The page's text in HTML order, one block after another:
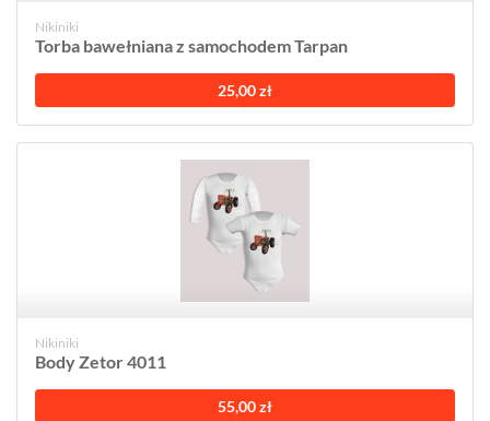
Nikiniki
Torba bawełniana z samochodem Tarpan
25,00 zł
Nikiniki
Body Zetor 4011
55,00 zł